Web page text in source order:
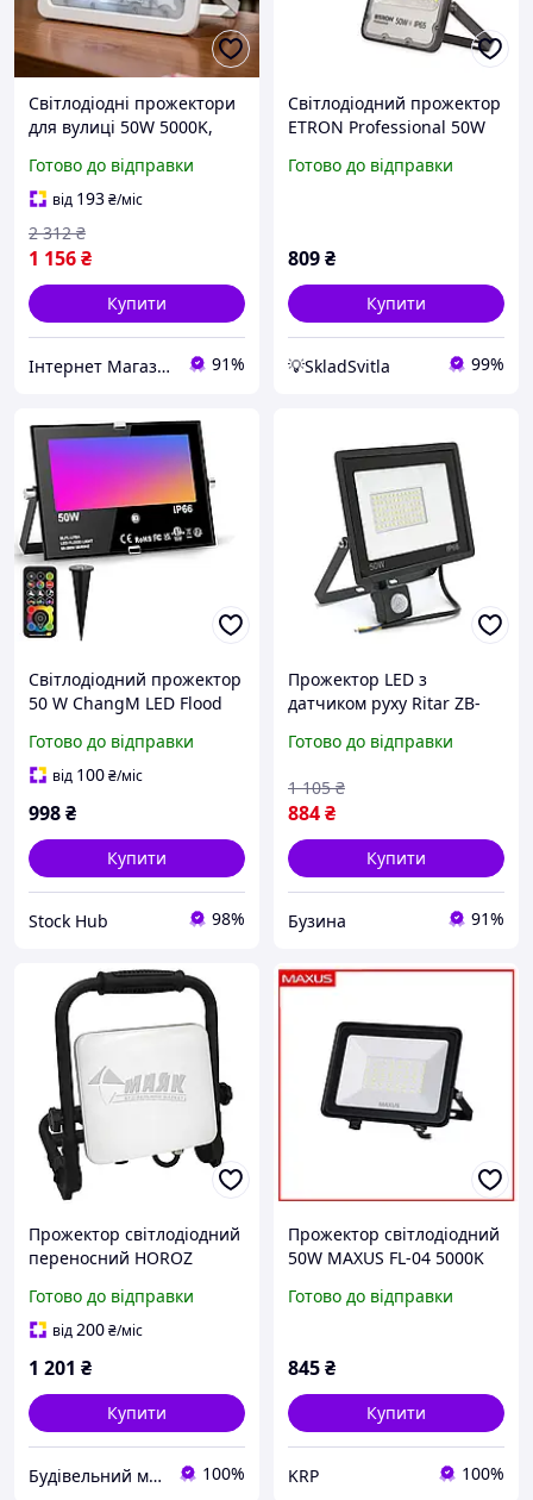
Світлодіодні прожектори
для вулиці 50W 5000K,
прожектор, Світлодіодні
вуличні прожектори, MTS
Готово до відправки
від 193₴/міс
1 156₴
2 312 ₴
Купити
Інтернет Магазин "StepShop" 91%
Світлодіодний прожектор
ETRON Professional 50W
Готово до відправки
809₴
Купити
💡SkladSvitla 99%
Світлодіодний прожектор
50 W ChangM LED Flood
Прожектор з пультом
керування
Готово до відправки
від 100₴/міс
998₴
Купити
Stock Hub 98%
Прожектор LED з
датчиком руху Ritar ZB-
Водонепроникний
buzyna
Готово до відправки
884₴
1 105 ₴
Купити
Бузина 91%
Прожектор світлодіодний
переносний HOROZ
6400°К чорний
Готово до відправки
від200₴/міс
1 201 ₴
Купити
Будівельний маркет Маяк 100%
Прожектор світлодіодний
50W MAXUS FL-04 5000K
Готово до відправки
845₴
Купити
KRP 100%